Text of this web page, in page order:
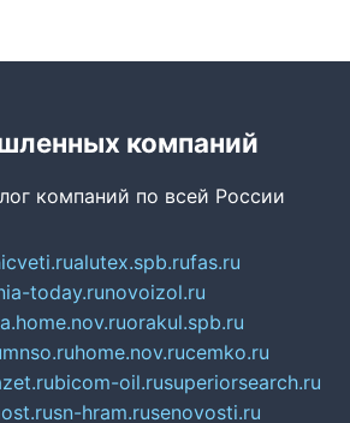
компаний
компаний по всей России
alutex.spb.rufas.ru
today.runovoizol.ru
orakul.spb.ru
mnso.ruhome.nov.rucemko.ru
bicom-oil.rusuperiorsearch.ru
sn-hram.rusenovosti.ru